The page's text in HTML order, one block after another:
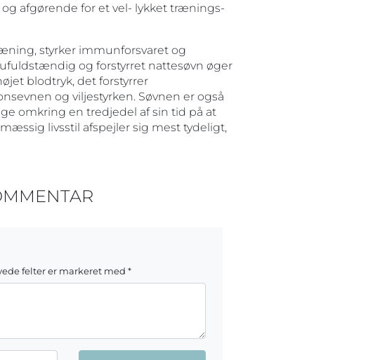
afgørende for et vel- lykket trænings-
styrker immunforsvaret og
og forstyrret nattesøvn øger
blodtryk, det forstyrrer
og viljestyrken. Søvnen er også
omkring en tredjedel af sin tid på at
livsstil afspejler sig mest tydeligt,
felter er markeret med *